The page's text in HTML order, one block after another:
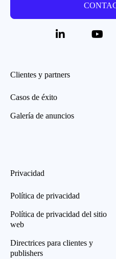
Clientes y partners
Casos de éxito
Galería de anuncios
Privacidad
Política de privacidad
Política de privacidad del sitio
web
Directrices para clientes y
publishers